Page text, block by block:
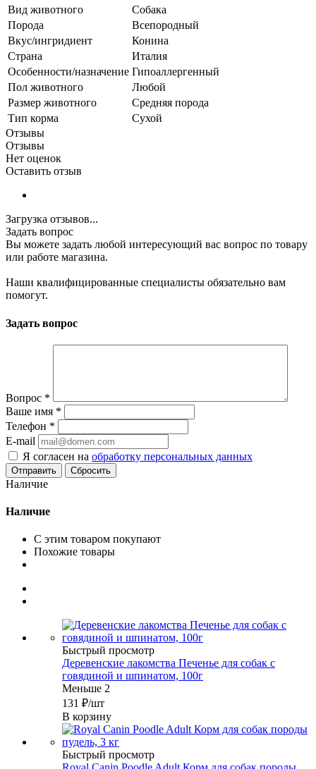
Вид животного
Собака
Порода
Всепородный
Вкус/ингридиент
Конина
Страна
Италия
Особенности/назначение Гипоаллергенный
Пол животного
Любой
Размер животного
Средняя порода
Тип корма
Сухой
Отзывы
Отзывы
Нет оценок
Оставить отзыв
Загрузка отзывов...
Задать вопрос
Вы можете задать любой интересующий вас вопрос по товару
или работе магазина.
Наши квалифицированные специалисты обязательно вам
помогут.
Задать вопрос
Вопрос *
Ваше имя *
Телефон *
E-mail
Я согласен на обработку персональных данных
Сбросить
Наличие
Наличие
С этим товаром покупают
Похожие товары
Быстрый просмотр
Деревенские лакомства Печенье для собак с
говядиной и шпинатом, 100г
Меньше 2
131 ₽/шт
В корзину
Быстрый просмотр